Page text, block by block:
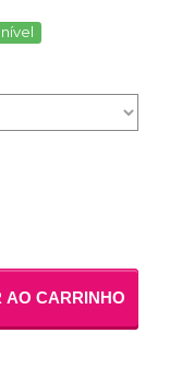
AO CARRINHO